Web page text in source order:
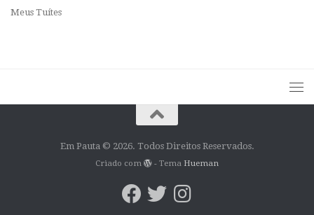
Meus Tuítes
Em Pauta © 2026. Todos Direitos Reservados.
Criado com - Tema Hueman